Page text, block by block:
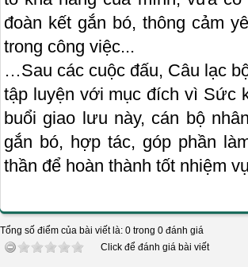
đoàn kết gắn bó, thông cảm
trong công việc...
…Sau các cuộc đấu, Câu lạc
tập luyện với mục đích vì Sức
buổi giao lưu này, cán bộ
gắn bó, hợp tác, góp phần
thần để hoàn thành tốt nhiệm
Tổng số điểm của bài viết là: 0 trong 0 đánh giá
Click để đánh giá bài viết